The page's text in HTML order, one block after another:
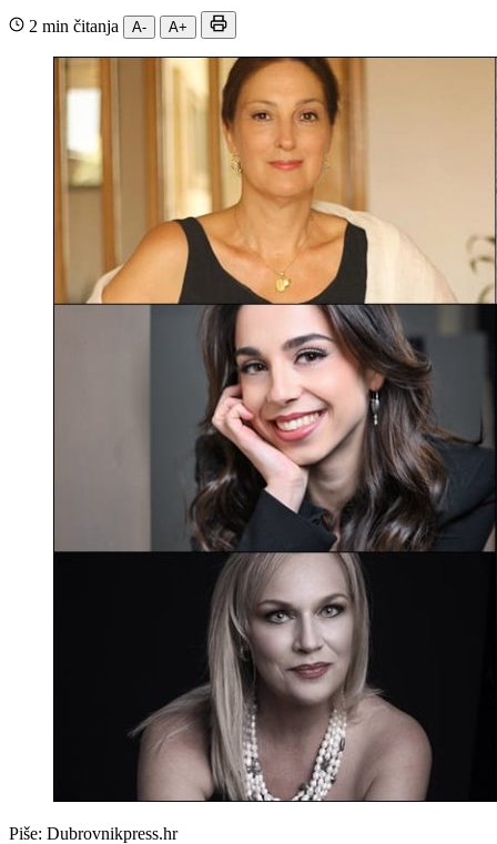
2 min čitanja A- A+
Piše: Dubrovnikpress.hr